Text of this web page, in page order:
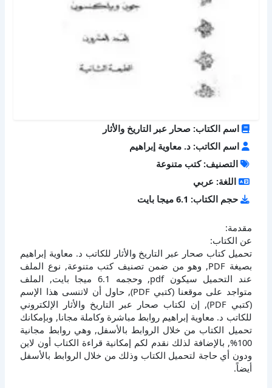
اسم الكتاب: صحار عبر التاريخ والأثار
اسم الكاتب: د. معاوية إبراهيم
التصنيف: كتب متنوعة
اللغة: عربي
حجم الكتاب: 6.1 ميجا بايت
مقدمة:
عن الكتاب:
تحميل كتاب صحار عبر التاريخ والأثار للكاتب د. معاوية إبراهيم
بصيغة PDF, وهو من ضمن تصنيف كتب متنوعة, نوع الملف
عند التحميل سيكون pdf, وحجمه 6.1 ميجا بايت, الملف
متواجد على موقعنا (كتبي PDF), حاول أن لاتنسى هذا الإسم
(كتبي PDF), إن لكتاب صحار عبر التاريخ والأثار الإلكتروني
للكاتب د. معاوية إبراهيم روابط مباشرة وكاملة مجانا, وبإمكانك
تحميل الكتاب من خلال الروابط بالأسفل, وهي روابط مجانية
100%, بالإضافة لذلك نقدم لكم إمكانية قراءة الكتاب أون لاين
ودون أي حاجة لتحميل الكتاب وذلك من خلال الروابط بالأسفل
أيضاً.